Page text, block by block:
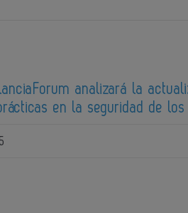
analizará la
en la seguridad de